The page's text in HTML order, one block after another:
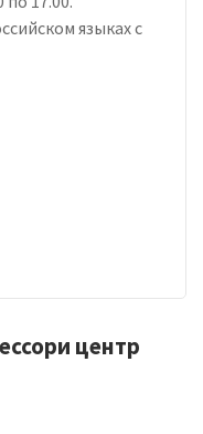
языках с
центр